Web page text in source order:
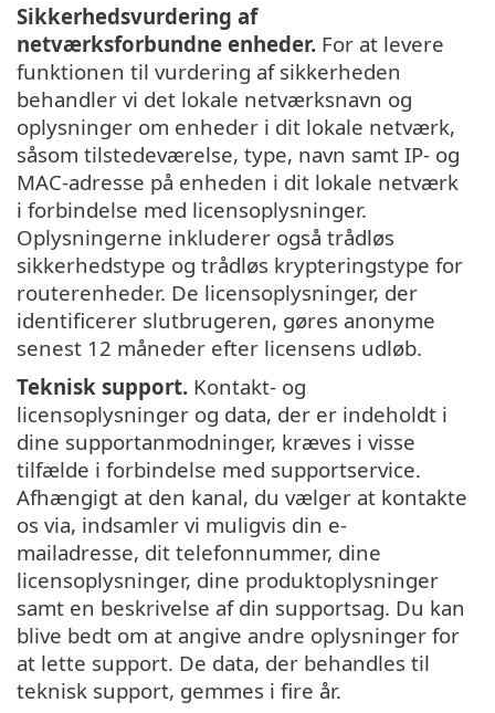
Sikkerhedsvurdering af
netværksforbundne enheder. For at levere
funktionen til vurdering af sikkerheden
behandler vi det lokale netværksnavn og
oplysninger om enheder i dit lokale netværk,
såsom tilstedeværelse, type, navn samt IP- og
MAC-adresse på enheden i dit lokale netværk
i forbindelse med licensoplysninger.
Oplysningerne inkluderer også trådløs
sikkerhedstype og trådløs krypteringstype for
routerenheder. De licensoplysninger, der
identificerer slutbrugeren, gøres anonyme
senest 12 måneder efter licensens udløb.
Teknisk support. Kontakt- og
licensoplysninger og data, der er indeholdt i
dine supportanmodninger, kræves i visse
tilfælde i forbindelse med supportservice.
Afhængigt at den kanal, du vælger at kontakte
os via, indsamler vi muligvis din e-
mailadresse, dit telefonnummer, dine
licensoplysninger, dine produktoplysninger
samt en beskrivelse af din supportsag. Du kan
blive bedt om at angive andre oplysninger for
at lette support. De data, der behandles til
teknisk support, gemmes i fire år.